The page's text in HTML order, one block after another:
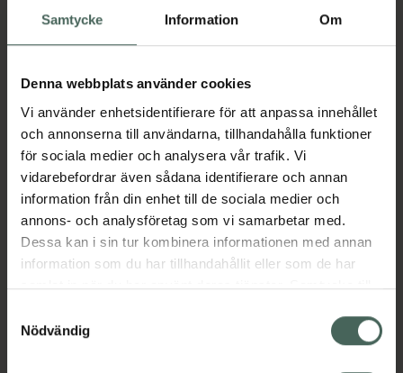
Samtycke Information Om
Denna webbplats använder cookies
Vi använder enhetsidentifierare för att anpassa innehållet
och annonserna till användarna, tillhandahålla funktioner
för sociala medier och analysera vår trafik. Vi
vidarebefordrar även sådana identifierare och annan
information från din enhet till de sociala medier och
annons- och analysföretag som vi samarbetar med.
Dessa kan i sin tur kombinera informationen med annan
information som du har tillhandahållit eller som de har
samlat in när du har använt deras tjänster. Samtycke till
återkalla ditt samtycke via webbplatsens
cookieinställningar. Ett återkallat samtycke påverkar inte
Nödvändig
I apotek: 253,87 kr
Aktuella erbjudanden
Beskrivning Dölj
EAN:05703241001472